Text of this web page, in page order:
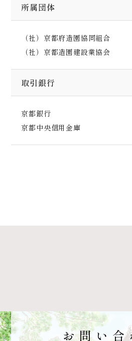
所属団体
（社）京都府造園協同組合
（社）京都造園建設業協会
取引銀行
京都銀行
京都中央信用金庫
お問い